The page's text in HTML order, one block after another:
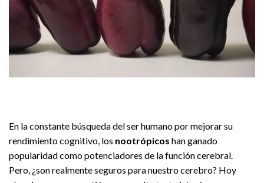
En la constante búsqueda del ser humano por mejorar su
rendimiento cognitivo, los nootrópicos han ganado
popularidad como potenciadores de la función cerebral.
Pero, ¿son realmente seguros para nuestro cerebro? Hoy